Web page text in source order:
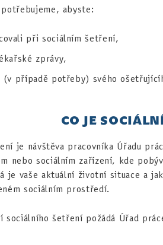
abyste:
při sociálním šetření,
zprávy,
(v případě potřeby) svého
CO JE
je návštěva pracovníka Úřadu
nebo sociálním zařízení, kde
je vaše aktuální životní situace a
sociálním prostředí.
sociálního šetření požádá Úřad